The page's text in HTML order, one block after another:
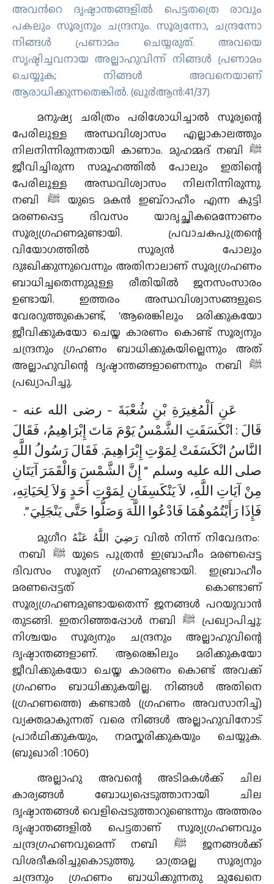
അവന്‍റെ ദൃഷ്ടാന്തങ്ങളില്‍ പെട്ടതത്രെ രാവും
പകലും സൂര്യനും ചന്ദ്രനും. സൂര്യന്നോ, ചന്ദ്രന്നോ
നിങ്ങള്‍ പ്രണാമം ചെയ്യരുത്‌. അവയെ
സൃഷ്ടിച്ചവനായ അല്ലാഹുവിന്ന് നിങ്ങള്‍ പ്രണാമം
ചെയ്യുക; നിങ്ങള്‍ അവനെയാണ്
ആരാധിക്കുന്നതെങ്കില്‍. (ഖു൪ആന്‍:41/37)
മനുഷ്യ ചരിത്രം പരിശോധിച്ചാല്‍ സൂര്യന്റെ
പേരിലുള്ള അന്ധവിശ്വാസം എല്ലാകാലത്തും
നിലനിന്നിരുന്നതായി കാണാം. മുഹമ്മദ് നബി ﷺ
ജീവിച്ചിരുന്ന സമൂഹത്തില്‍ പോലും ഇതിന്റെ
പേരിലുള്ള അന്ധവിശ്വാസം നിലനിന്നിരുന്നു.
നബി ﷺ യുടെ മകന്‍ ഇബ്‌റാഹീം എന്ന കുട്ടി
മരണപ്പെട്ട ദിവസം യാദൃച്ഛികമെന്നോണം
സൂര്യഗ്രഹണമുണ്ടായി. പ്രവാചകപുത്രന്റെ
വിയോഗത്തില്‍ സൂര്യന്‍ പോലും
ദുഃഖിക്കുന്നുവെന്നും അതിനാലാണ് സൂര്യഗ്രഹണം
ബാധിച്ചതെന്നുമുള്ള രീതിയില്‍ ജനസംസാരം
ഉണ്ടായി. ഇത്തരം അന്ധവിശ്വാസങ്ങളുടെ
വേരറുത്തുകൊണ്ട്, ‘ആരെങ്കിലും മരിക്കുകയോ
ജീവിക്കുകയോ ചെയ്ത കാരണം കൊണ്ട് സൂര്യനും
ചന്ദ്രനും ഗ്രഹണം ബാധിക്കുകയില്ലെന്നും അത്
അല്ലാഹുവിന്റെ ദൃഷ്ടാന്തങ്ങളാണെന്നും നബി ﷺ
പ്രഖ്യാപിച്ചു.
عَنِ اَلْمُغِيرَةِ بْنِ شُعْبَةَ ‏- رضى الله عنه ‏-
قَالَ : انْكَسَفَتِ الشَّمْسُ يَوْمَ مَاتَ إِبْرَاهِيمُ، فَقَالَ
النَّاسُ انْكَسَفَتْ لِمَوْتِ إِبْرَاهِيمَ‏.‏ فَقَالَ رَسُولُ اللَّهِ
صلى الله عليه وسلم ‏ “‏ إِنَّ الشَّمْسَ وَالْقَمَرَ آيَتَانِ
مِنْ آيَاتِ اللَّهِ، لاَ يَنْكَسِفَانِ لِمَوْتِ أَحَدٍ وَلاَ لِحَيَاتِهِ،
فَإِذَا رَأَيْتُمُوهُمَا فَادْعُوا اللَّهَ وَصَلُّوا حَتَّى يَنْجَلِيَ ‏”‏‏.‏
മുഗീറ رَضِيَ اللَّهُ عَنْهُ വിൽ നിന്ന് നിവേദനം:
നബി ﷺ യുടെ പുത്രന്‍ ഇബ്രാഹീം മരണപ്പെട്ട
ദിവസം സൂര്യന് ഗ്രഹണമുണ്ടായി. ഇബ്രാഹീം
മരണപ്പെട്ടത് കൊണ്ടാണ്
സൂര്യഗ്രഹണമുണ്ടായതെന്ന് ജനങ്ങള്‍ പറയുവാന്‍
തുടങ്ങി. ഇതറിഞ്ഞപ്പോള്‍ നബി ﷺ പ്രഖ്യാപിച്ചു:
നിശ്ചയം സൂര്യനും ചന്ദ്രനും അല്ലാഹുവിന്റെ
ദൃഷ്ടാന്തങ്ങളാണ്. ആരെങ്കിലും മരിക്കുകയോ
ജീവിക്കുകയോ ചെയ്ത കാരണം കൊണ്ട് അവക്ക്
ഗ്രഹണം ബാധിക്കുകയില്ല. നിങ്ങള്‍ അതിനെ
(ഗ്രഹണത്തെ) കണ്ടാല്‍ (ഗ്രഹണം അവസാനിച്ച്)
വ്യക്തമാകുന്നത് വരെ നിങ്ങൾ അല്ലാഹുവിനോട്
പ്രാർഥിക്കുകയും, നമസ്കരിക്കുകയും ചെയ്യുക.
(ബുഖാരി :1060)
അല്ലാഹു അവന്റെ അടിമകള്‍ക്ക് ചില
കാര്യങ്ങള്‍ ബോധ്യപ്പെടുത്താനായി ചില
ദൃഷ്ടാന്തങ്ങള്‍ വെളിപ്പെടുത്താറുണ്ടെന്നും അത്തരം
ദൃഷ്ടാന്തങ്ങളില്‍ പെട്ടതാണ് സൂര്യഗ്രഹണവും
ചന്ദ്രഗ്രഹണവുമെന്ന് നബി ﷺ ജനങ്ങള്‍ക്ക്
വിശദീകരിച്ചുകൊടുത്തു. മാത്രമല്ല സൂര്യനും
ചന്ദ്രനും ഗ്രഹണം ബാധിക്കുന്നതു മുഖേനെ